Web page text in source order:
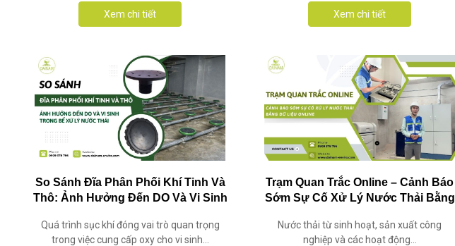
Xem chi tiết Xem chi tiết
So Sánh Đĩa Phân Phối Khí Tinh Và
Thô: Ảnh Hưởng Đến DO Và Vi Sinh
Quá trình sục khí đóng vai trò quan trọng
trong việc cung cấp oxy cho vi sinh...
Trạm Quan Trắc Online – Cảnh Báo
Sớm Sự Cố Xử Lý Nước Thải Bằng
Nước thải từ sinh hoạt, sản xuất công
nghiệp và các hoạt động...